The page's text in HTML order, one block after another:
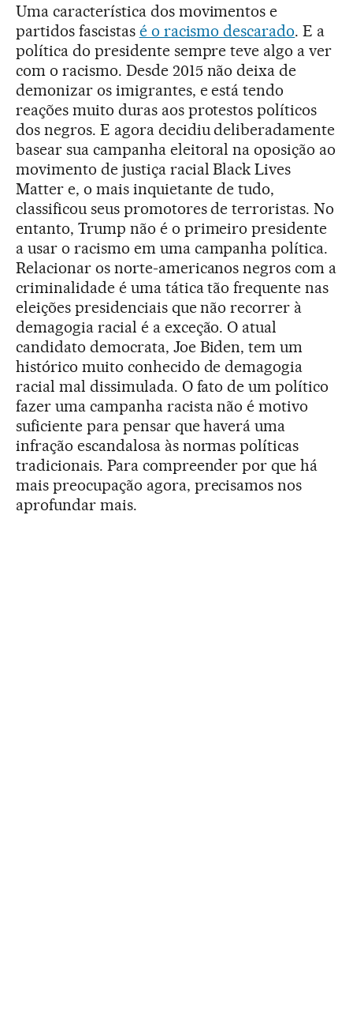
Uma característica dos movimentos e
partidos fascistas é o racismo descarado. E a
política do presidente sempre teve algo a ver
com o racismo. Desde 2015 não deixa de
demonizar os imigrantes, e está tendo
reações muito duras aos protestos políticos
dos negros. E agora decidiu deliberadamente
basear sua campanha eleitoral na oposição ao
movimento de justiça racial Black Lives
Matter e, o mais inquietante de tudo,
classificou seus promotores de terroristas. No
entanto, Trump não é o primeiro presidente
a usar o racismo em uma campanha política.
Relacionar os norte-americanos negros com a
criminalidade é uma tática tão frequente nas
eleições presidenciais que não recorrer à
demagogia racial é a exceção. O atual
candidato democrata, Joe Biden, tem um
histórico muito conhecido de demagogia
racial mal dissimulada. O fato de um político
fazer uma campanha racista não é motivo
suficiente para pensar que haverá uma
infração escandalosa às normas políticas
tradicionais. Para compreender por que há
mais preocupação agora, precisamos nos
aprofundar mais.